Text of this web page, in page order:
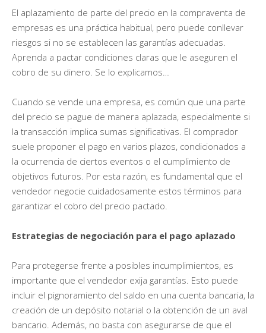
El aplazamiento de parte del precio en la compraventa de
empresas es una práctica habitual, pero puede conllevar
riesgos si no se establecen las garantías adecuadas.
Aprenda a pactar condiciones claras que le aseguren el
cobro de su dinero. Se lo explicamos…
Cuando se vende una empresa, es común que una parte
del precio se pague de manera aplazada, especialmente si
la transacción implica sumas significativas. El comprador
suele proponer el pago en varios plazos, condicionados a
la ocurrencia de ciertos eventos o el cumplimiento de
objetivos futuros. Por esta razón, es fundamental que el
vendedor negocie cuidadosamente estos términos para
garantizar el cobro del precio pactado.
Estrategias de negociación para el pago aplazado
Para protegerse frente a posibles incumplimientos, es
importante que el vendedor exija garantías. Esto puede
incluir el pignoramiento del saldo en una cuenta bancaria, la
creación de un depósito notarial o la obtención de un aval
bancario. Además, no basta con asegurarse de que el